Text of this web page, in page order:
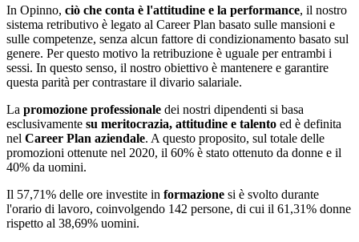
In Opinno, ciò che conta è l'attitudine e la performance, il nostro
sistema retributivo è legato al Career Plan basato sulle mansioni e
sulle competenze, senza alcun fattore di condizionamento basato sul
genere. Per questo motivo la retribuzione è uguale per entrambi i
sessi. In questo senso, il nostro obiettivo è mantenere e garantire
questa parità per contrastare il divario salariale.
La promozione professionale dei nostri dipendenti si basa
esclusivamente su meritocrazia, attitudine e talento ed è definita
nel Career Plan aziendale. A questo proposito, sul totale delle
promozioni ottenute nel 2020, il 60% è stato ottenuto da donne e il
40% da uomini.
Il 57,71% delle ore investite in formazione si è svolto durante
l'orario di lavoro, coinvolgendo 142 persone, di cui il 61,31% donne
rispetto al 38,69% uomini.